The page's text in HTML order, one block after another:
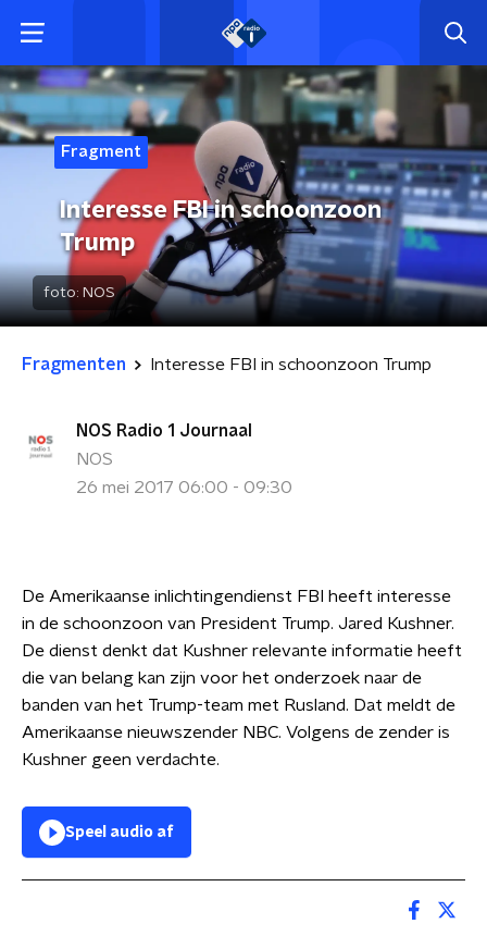
Fragment
Interesse FBI in schoonzoon
Trump
foto: NOS
Fragmenten Interesse FBI in schoonzoon Trump
NOS Radio 1 Journaal
NOS
26 mei 2017 06:00 - 09:30
De Amerikaanse inlichtingendienst FBI heeft interesse
in de schoonzoon van President Trump. Jared Kushner.
De dienst denkt dat Kushner relevante informatie heeft
die van belang kan zijn voor het onderzoek naar de
banden van het Trump-team met Rusland. Dat meldt de
Amerikaanse nieuwszender NBC. Volgens de zender is
Kushner geen verdachte.
Speel audio af